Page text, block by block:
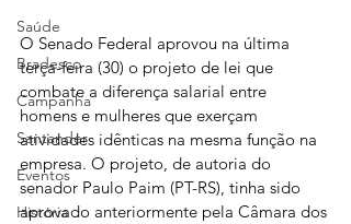
Saúde
Bradesco
Campanha
Santander
Eventos
História
O Senado Federal aprovou na última
terça-feira (30) o projeto de lei que
combate a diferença salarial entre
homens e mulheres que exerçam
atividades idênticas na mesma função na
empresa. O projeto, de autoria do
senador Paulo Paim (PT-RS), tinha sido
aprovado anteriormente pela Câmara dos